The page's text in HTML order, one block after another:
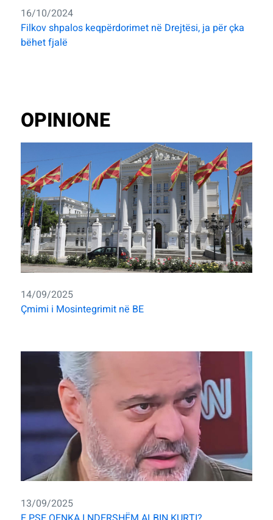
16/10/2024
Filkov shpalos keqpërdorimet në Drejtësi, ja për çka
bëhet fjalë
OPINIONE
14/09/2025
Çmimi i Mosintegrimit në BE
13/09/2025